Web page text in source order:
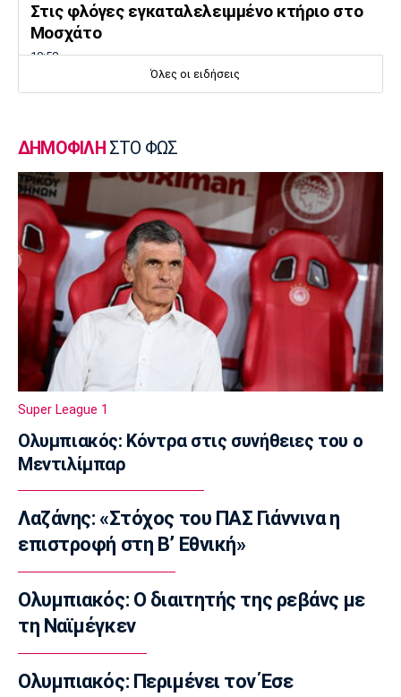
Στις φλόγες εγκαταλελειμμένο κτήριο στο
Μοσχάτο
10:50
10:40
Μπάσκετ
Συνεχίζει στη Ρωσία ο Αλεξέι Ποκουσέφσκι
10:30
Στοίχημα
ΦΩΣ στο Στοίχημα: Κίνητρο η Σάντεφιορντ
10:20
EuroLeague
Το… γύρισε ο Τόνι Πάρκερ
10:10
Πρόταση του Βαγγέλη Μαρινάκη στον Ζοφρέ
Μονκαντά
10:00
Φωτιά στην Βοιωτία: Προφυλακιστέοι ο
δήμαρχος Στυλίδας, ο εργολάβος και ο
ιδιοκτήτης εταιρείας
Μπάσκετ Ελλάδα
Κολοσσός: Τι ισχύει για τα ευρωπαϊκά
εισιτήρια διαρκείας
09:40
Όλες οι ειδήσεις
ΔΗΜΟΦΙΛΗ ΣΤΟ ΦΩΣ
Super League 1
Ολυμπιακός: Κόντρα στις συνήθειες του ο
Μεντιλίμπαρ
Λαζάνης: «Στόχος του ΠΑΣ Γιάννινα η
επιστροφή στη Β’ Εθνική»
Ολυμπιακός: Ο διαιτητής της ρεβάνς με
τη Ναϊμέγκεν
Ολυμπιακός: Περιμένει τον Έσε